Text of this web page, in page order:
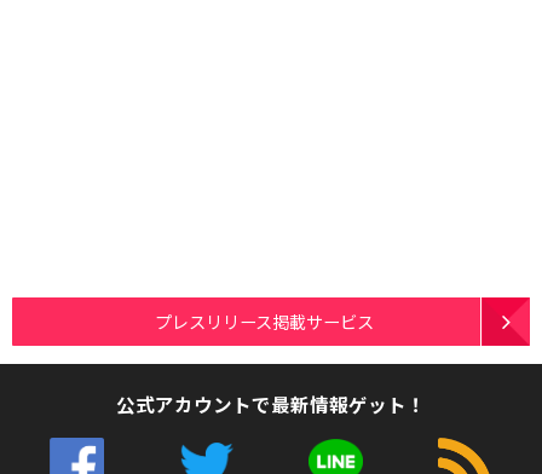
プレスリリース掲載サービス
公式アカウントで最新情報ゲット！